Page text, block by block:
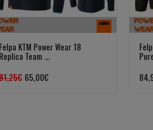
Felpa KTM Power Wear 18
Replica Team ...
€ 65,00€